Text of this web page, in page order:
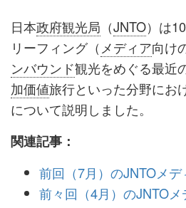
加
日本政府観光局 （JNTO）は
リーフィング（ メディア向け
ンバウンド観光をめぐる最近
加価値旅行といった分野にお
について説明しました。
関連記事：
前回（7月）のJNTOメ
前々回（4月）のJNTO